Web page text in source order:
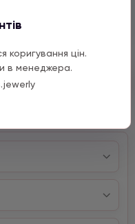
коригування цін.
в менеджера.